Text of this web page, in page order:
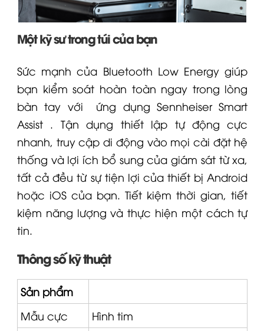
Một kỹ sư trong túi của bạn
Sức mạnh của Bluetooth Low Energy giúp
bạn kiểm soát hoàn toàn ngay trong lòng
bàn tay với ứng dụng Sennheiser Smart
Assist. Tận dụng thiết lập tự động cực
nhanh, truy cập di động vào mọi cài đặt hệ
thống và lợi ích bổ sung của giám sát từ xa,
tất cả đều từ sự tiện lợi của thiết bị Android
hoặc iOS của bạn. Tiết kiệm thời gian, tiết
kiệm năng lượng và thực hiện một cách tự
tin.
Thông số kỹ thuật
Sản phẩm
Mẫu cực
Hình tim